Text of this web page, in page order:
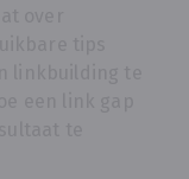
over
tips
linkbuilding te
een link gap
te